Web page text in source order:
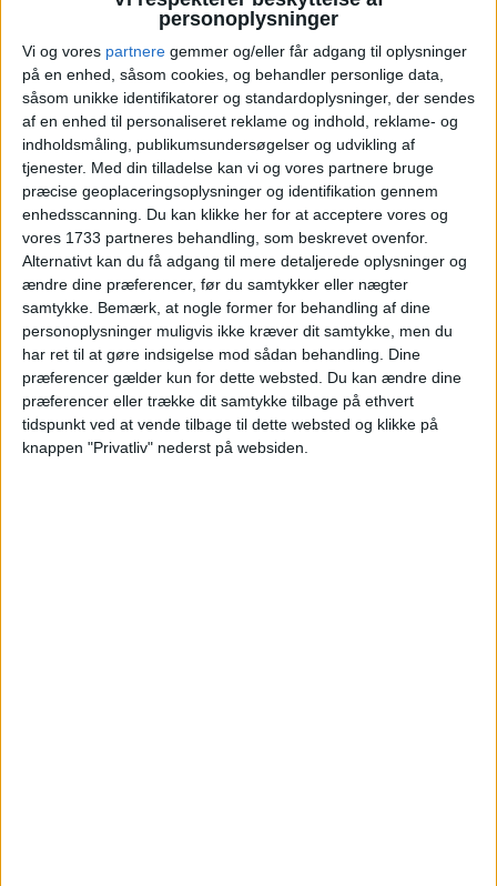
personoplysninger
Vi og vores partnere gemmer og/eller får adgang til oplysninger
på en enhed, såsom cookies, og behandler personlige data,
såsom unikke identifikatorer og standardoplysninger, der sendes
af en enhed til personaliseret reklame og indhold, reklame- og
indholdsmåling, publikumsundersøgelser og udvikling af
tjenester. Med din tilladelse kan vi og vores partnere bruge
præcise geoplaceringsoplysninger og identifikation gennem
enhedsscanning. Du kan klikke her for at acceptere vores og
vores 1733 partneres behandling, som beskrevet ovenfor.
Alternativt kan du få adgang til mere detaljerede oplysninger og
ændre dine præferencer, før du samtykker eller nægter
samtykke. Bemærk, at nogle former for behandling af dine
personoplysninger muligvis ikke kræver dit samtykke, men du
har ret til at gøre indsigelse mod sådan behandling. Dine
præferencer gælder kun for dette websted. Du kan ændre dine
præferencer eller trække dit samtykke tilbage på ethvert
tidspunkt ved at vende tilbage til dette websted og klikke på
knappen "Privatliv" nederst på websiden.
U31 1 2
U32 3 4 5 6 7 8 9
U33 10 11 12 13 14 15 16
18 19 20
U35 24 25 26 27 28 29 30
U36 31
Vælg: København
Ryd valg Vis fly Vis hotel